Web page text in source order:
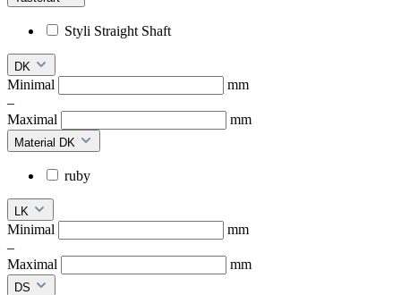
Styli Straight Shaft
DK
Minimal
mm
–
Maximal
mm
Material DK
ruby
LK
Minimal
mm
–
Maximal
mm
DS